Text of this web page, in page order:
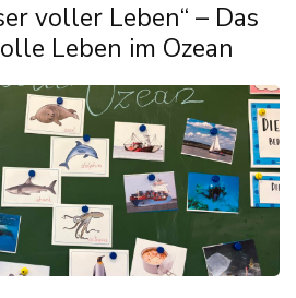
voller Leben“ – Das
Leben im Ozean